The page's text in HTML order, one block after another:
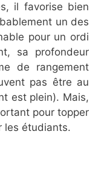
il favorise bien
un des
pour un ordi
sa profondeur
de rangement
pas être au
est plein). Mais,
pour topper
les étudiants.